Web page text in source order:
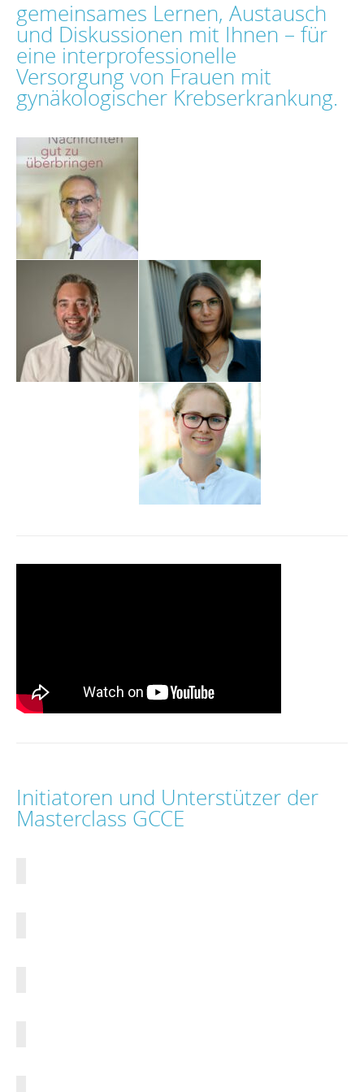
gemeinsames Lernen, Austausch
und Diskussionen mit Ihnen – für
eine interprofessionelle
Versorgung von Frauen mit
gynäkologischer Krebserkrankung.
Initiatoren und Unterstützer der
Masterclass GCCE